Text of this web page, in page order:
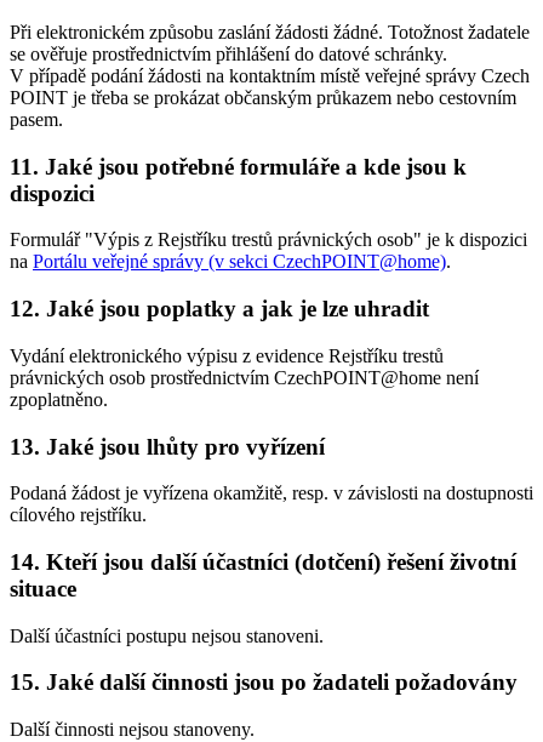
Při elektronickém způsobu zaslání žádosti žádné. Totožnost žadatele
se ověřuje prostřednictvím přihlášení do datové schránky.
V případě podání žádosti na kontaktním místě veřejné správy Czech
POINT je třeba se prokázat občanským průkazem nebo cestovním
pasem.
11. Jaké jsou potřebné formuláře a kde jsou k
dispozici
Formulář "Výpis z Rejstříku trestů právnických osob" je k dispozici
na Portálu veřejné správy (v sekci CzechPOINT@home).
12. Jaké jsou poplatky a jak je lze uhradit
Vydání elektronického výpisu z evidence Rejstříku trestů
právnických osob prostřednictvím CzechPOINT@home není
zpoplatněno.
13. Jaké jsou lhůty pro vyřízení
Podaná žádost je vyřízena okamžitě, resp. v závislosti na dostupnosti
cílového rejstříku.
14. Kteří jsou další účastníci (dotčení) řešení životní
situace
Další účastníci postupu nejsou stanoveni.
15. Jaké další činnosti jsou po žadateli požadovány
Další činnosti nejsou stanoveny.